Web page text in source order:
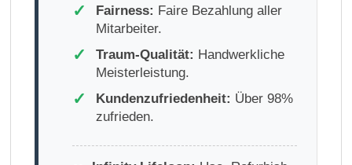
✓ Fairness: Faire Bezahlung aller
Mitarbeiter.
✓ Traum-Qualität: Handwerkliche
Meisterleistung.
✓ Kundenzufriedenheit: Über 98%
zufrieden.